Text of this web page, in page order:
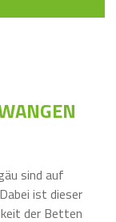
sind auf
ist dieser
der Betten